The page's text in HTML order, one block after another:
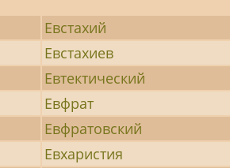
Евстахий
Евстахиев
Евтектический
Евфрат
Евфратовский
Евхаристия